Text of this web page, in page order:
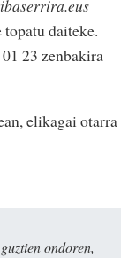
daiteke.
23 zenbakira
elikagai otarra
ondoren,